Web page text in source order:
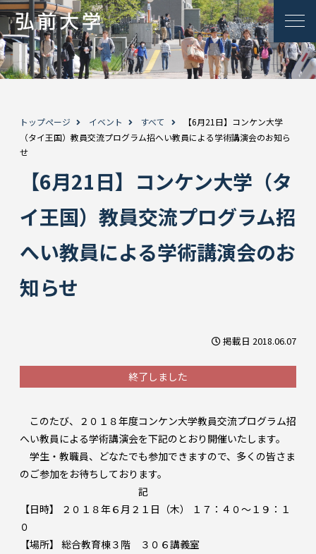
トップページ イベント すべて
【6月21日】コンケン大学
（タイ王国）教員交流プログラム招へい教員による学術講演会のお知ら
せ
【6月21日】コンケン大学（タ
イ王国）教員交流プログラム招
へい教員による学術講演会のお
知らせ
掲載日 2018.06.07
終了しました
このたび、２０１８年度コンケン大学教員交流プログラム招
へい教員による学術講演会を下記のとおり開催いたします。
学生・教職員、どなたでも参加できますので、多くの皆さま
のご参加をお待ちしております。
記
【日時】 ２０１８年６月２１日（木） １７：４０～１９：１
０
【場所】 総合教育棟３階 ３０６講義室